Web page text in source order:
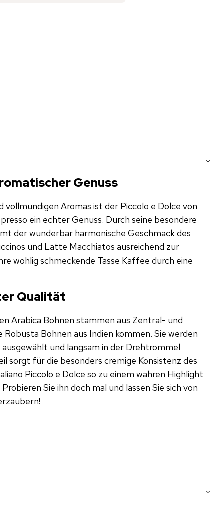
Genuss
vollmundigen Aromas ist der Piccolo e Dolce von
ein echter Genuss. Durch seine besondere
der wunderbar harmonische Geschmack des
und Latte Macchiatos ausreichend zur
wohlig schmeckende Tasse Kaffee durch eine
Qualität
Arabica Bohnen stammen aus Zentral- und
Robusta Bohnen aus Indien kommen. Sie werden
und langsam in der Drehtrommel
sorgt für die besonders cremige Konsistenz des
Piccolo e Dolce so zu einem wahren Highlight
Sie ihn doch mal und lassen Sie sich von